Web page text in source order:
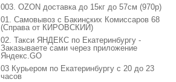
003. OZON доставка до 15кг до 57см (970р)
01. Самовывоз с Бакинских Комиссаров 68
(Справа от КИРОВСКИЙ)
02. Такси ЯНДЕКС по Екатеринбургу -
Заказываете сами через приложение
Яндекс.GO
03 Курьером по Екатеринбургу с 20 до 23
часов